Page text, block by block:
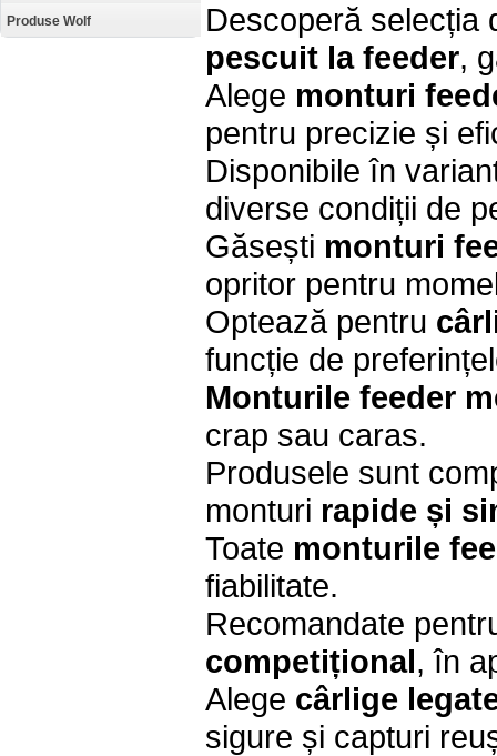
Produse Wolf
Descoperă selecția
pescuit la feeder,
Alege monturi
pentru precizie și
Disponibile în
diverse condiții de
Găsești monturi
opritor pentru
Optează pentru
funcție de
Monturile feeder
crap sau caras.
Produsele sunt
monturi rapide și
Toate monturile
fiabilitate.
Recomandate
competițional, în
Alege cârlige
sigure și capturi